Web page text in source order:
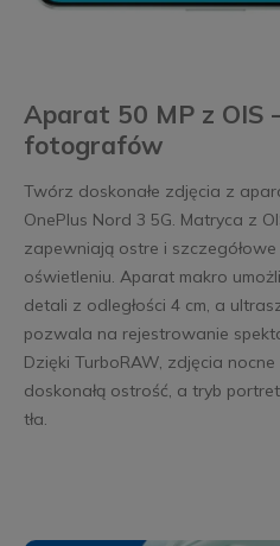
Aparat 50 MP z OIS
fotografów
Twórz doskonałe zdjęcia z
OnePlus Nord 3 5G. Matryca z
zapewniają ostre i
oświetleniu. Aparat makro
detali z odległości 4 cm, a
pozwala na rejestrowanie
Dzięki TurboRAW, zdjęcia
doskonałą ostrość, a tryb
tła.